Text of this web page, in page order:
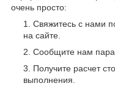
очень просто:
Свяжитесь с нами
на сайте.
Сообщите нам
Получите расчет
выполнения.